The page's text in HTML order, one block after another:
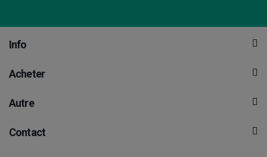
Info
Acheter
Autre
Contact